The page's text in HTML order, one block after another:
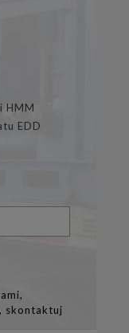
HMM
EDD
skontaktuj